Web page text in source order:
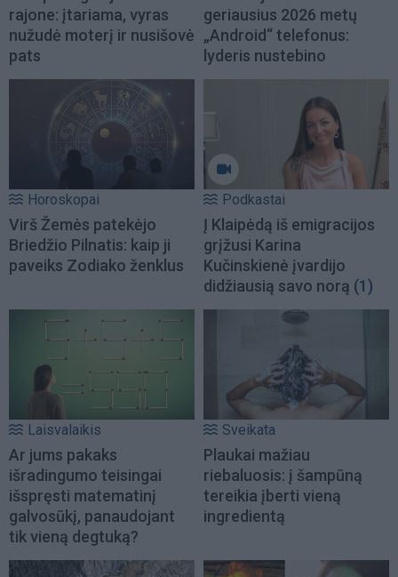
rajone: įtariama, vyras
nužudė moterį ir nusišovė
pats
geriausius 2026 metų
„Android“ telefonus:
lyderis nustebino
Horoskopai
Virš Žemės patekėjo
Briedžio Pilnatis: kaip ji
paveiks Zodiako ženklus
Podkastai
Į Klaipėdą iš emigracijos
grįžusi Karina
Kučinskienė įvardijo
didžiausią savo norą (1)
Laisvalaikis
Ar jums pakaks
išradingumo teisingai
išspręsti matematinį
galvosūkį, panaudojant
tik vieną degtuką?
Sveikata
Plaukai mažiau
riebaluosis: į šampūną
tereikia įberti vieną
ingredientą